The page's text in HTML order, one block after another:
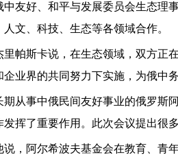
中友好、和平与发展委员会生态理
人文、科技、生态等各领域合作。
里帕斯卡说，在生态领域，双方正
企业界的共同努力下实施，为俄中
期从事中俄民间友好事业的俄罗斯
发挥了重要作用。此次会议提出很
说，阿尔希波夫基金会在教育、青